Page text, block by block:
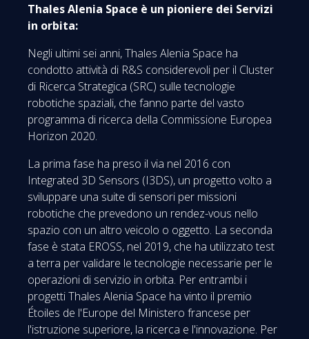
Thales Alenia Space è un pioniere dei Servizi
in orbita:
Negli ultimi sei anni, Thales Alenia Space ha
condotto attività di R&S considerevoli per il Cluster
di Ricerca Strategica (SRC) sulle tecnologie
robotiche spaziali, che fanno parte del vasto
programma di ricerca della Commissione Europea
Horizon 2020.
La prima fase ha preso il via nel 2016 con
Integrated 3D Sensors (I3DS), un progetto volto a
sviluppare una suite di sensori per missioni
robotiche che prevedono un rendez-vous nello
spazio con un altro veicolo o oggetto. La seconda
fase è stata EROSS, nel 2019, che ha utilizzato test
a terra per validare le tecnologie necessarie per le
operazioni di servizio in orbita. Per entrambi i
progetti Thales Alenia Space ha vinto il premio
Étoiles de l'Europe del Ministero francese per
l'istruzione superiore, la ricerca e l'innovazione. Per